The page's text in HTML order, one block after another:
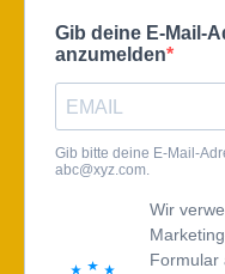
Gib deine E-Mail-
anzumelden
Gib bitte deine E-Mail-
abc@xyz.com.
Wir
Formular